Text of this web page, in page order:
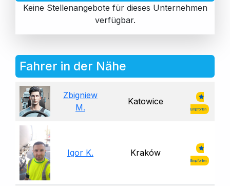
Keine Stellenangebote für dieses Unternehmen
verfügbar.
Fahrer in der Nähe
Zbigniew
M.
Katowice
Empfohlen
Igor K. Kraków
Empfohlen